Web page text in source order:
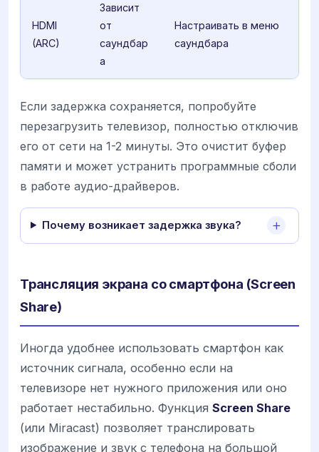
HDMI
(ARC)
Зависит
от
саундбар
а
Настраивать в меню
саундбара
Если задержка сохраняется, попробуйте
перезагрузить телевизор, полностью отключив
его от сети на 1-2 минуты. Это очистит буфер
памяти и может устранить программные сболи
в работе аудио-драйверов.
Почему возникает задержка звука?
Трансляция экрана со смартфона (Screen
Share)
Иногда удобнее использовать смартфон как
источник сигнала, особенно если на
телевизоре нет нужного приложения или оно
работает нестабильно. Функция Screen Share
(или Miracast) позволяет транслировать
изображение и звук с телефона на большой